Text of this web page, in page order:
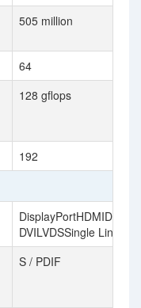
505 million
64
128 gflops
192
DisplayPortHDMIDual
DVILVDSSingle Link
S / PDIF